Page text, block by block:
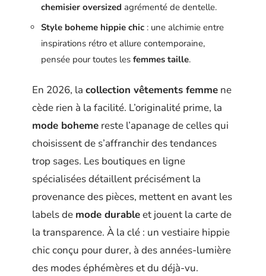
chemisier oversized agrémenté de dentelle.
Style boheme hippie chic : une alchimie entre
inspirations rétro et allure contemporaine,
pensée pour toutes les femmes taille.
En 2026, la collection vêtements femme ne
cède rien à la facilité. L’originalité prime, la
mode boheme reste l’apanage de celles qui
choisissent de s’affranchir des tendances
trop sages. Les boutiques en ligne
spécialisées détaillent précisément la
provenance des pièces, mettent en avant les
labels de mode durableet jouent la carte de
la transparence. À la clé : un vestiaire hippie
chic conçu pour durer, à des années-lumière
des modes éphémères et du déjà-vu.